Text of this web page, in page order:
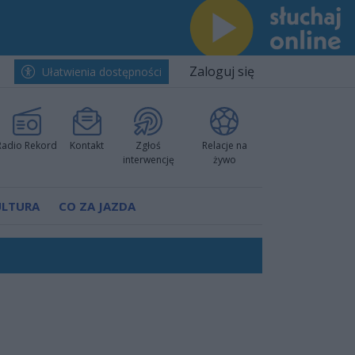
Ułatwienia dostępności Zaloguj się
Rekord Kontakt
Zgłoś
interwencję
Relacje na
żywo
CO ZA JAZDA
pokazali klasę
nową sportową tradycję"